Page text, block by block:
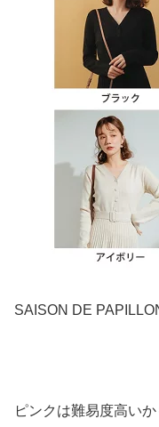
SAISON DE
ピンクは難易度高い